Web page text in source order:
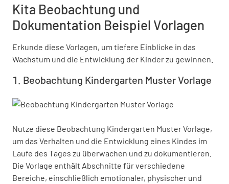
Kita Beobachtung und
Dokumentation Beispiel Vorlagen
Erkunde diese Vorlagen, um tiefere Einblicke in das
Wachstum und die Entwicklung der Kinder zu gewinnen.
Beobachtung Kindergarten Muster Vorlage
Nutze diese Beobachtung Kindergarten Muster Vorlage,
um das Verhalten und die Entwicklung eines Kindes im
Laufe des Tages zu überwachen und zu dokumentieren.
Die Vorlage enthält Abschnitte für verschiedene
Bereiche, einschließlich emotionaler, physischer und